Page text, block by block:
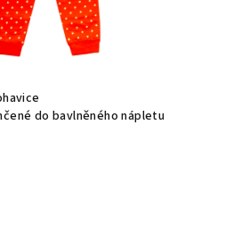
do bavlněného nápletu